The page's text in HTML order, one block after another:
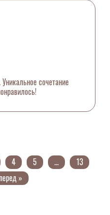
сочетание
4 5 ...
13
»